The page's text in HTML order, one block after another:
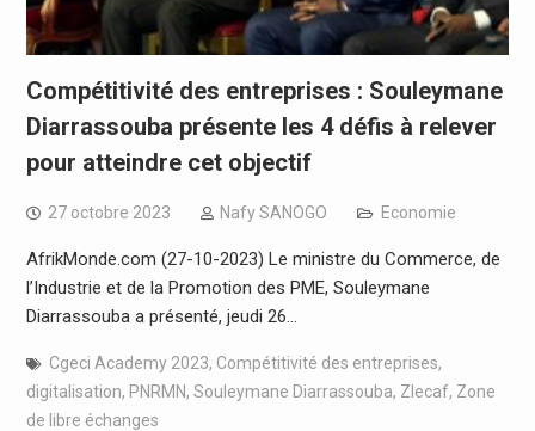
Compétitivité des entreprises : Souleymane
Diarrassouba présente les 4 défis à relever
pour atteindre cet objectif
27 octobre 2023 Nafy SANOGO Economie
AfrikMonde.com (27-10-2023) Le ministre du Commerce, de
l’Industrie et de la Promotion des PME, Souleymane
Diarrassouba a présenté, jeudi 26…
Cgeci Academy 2023, Compétitivité des entreprises,
digitalisation, PNRMN, Souleymane Diarrassouba, Zlecaf, Zone
de libre échanges